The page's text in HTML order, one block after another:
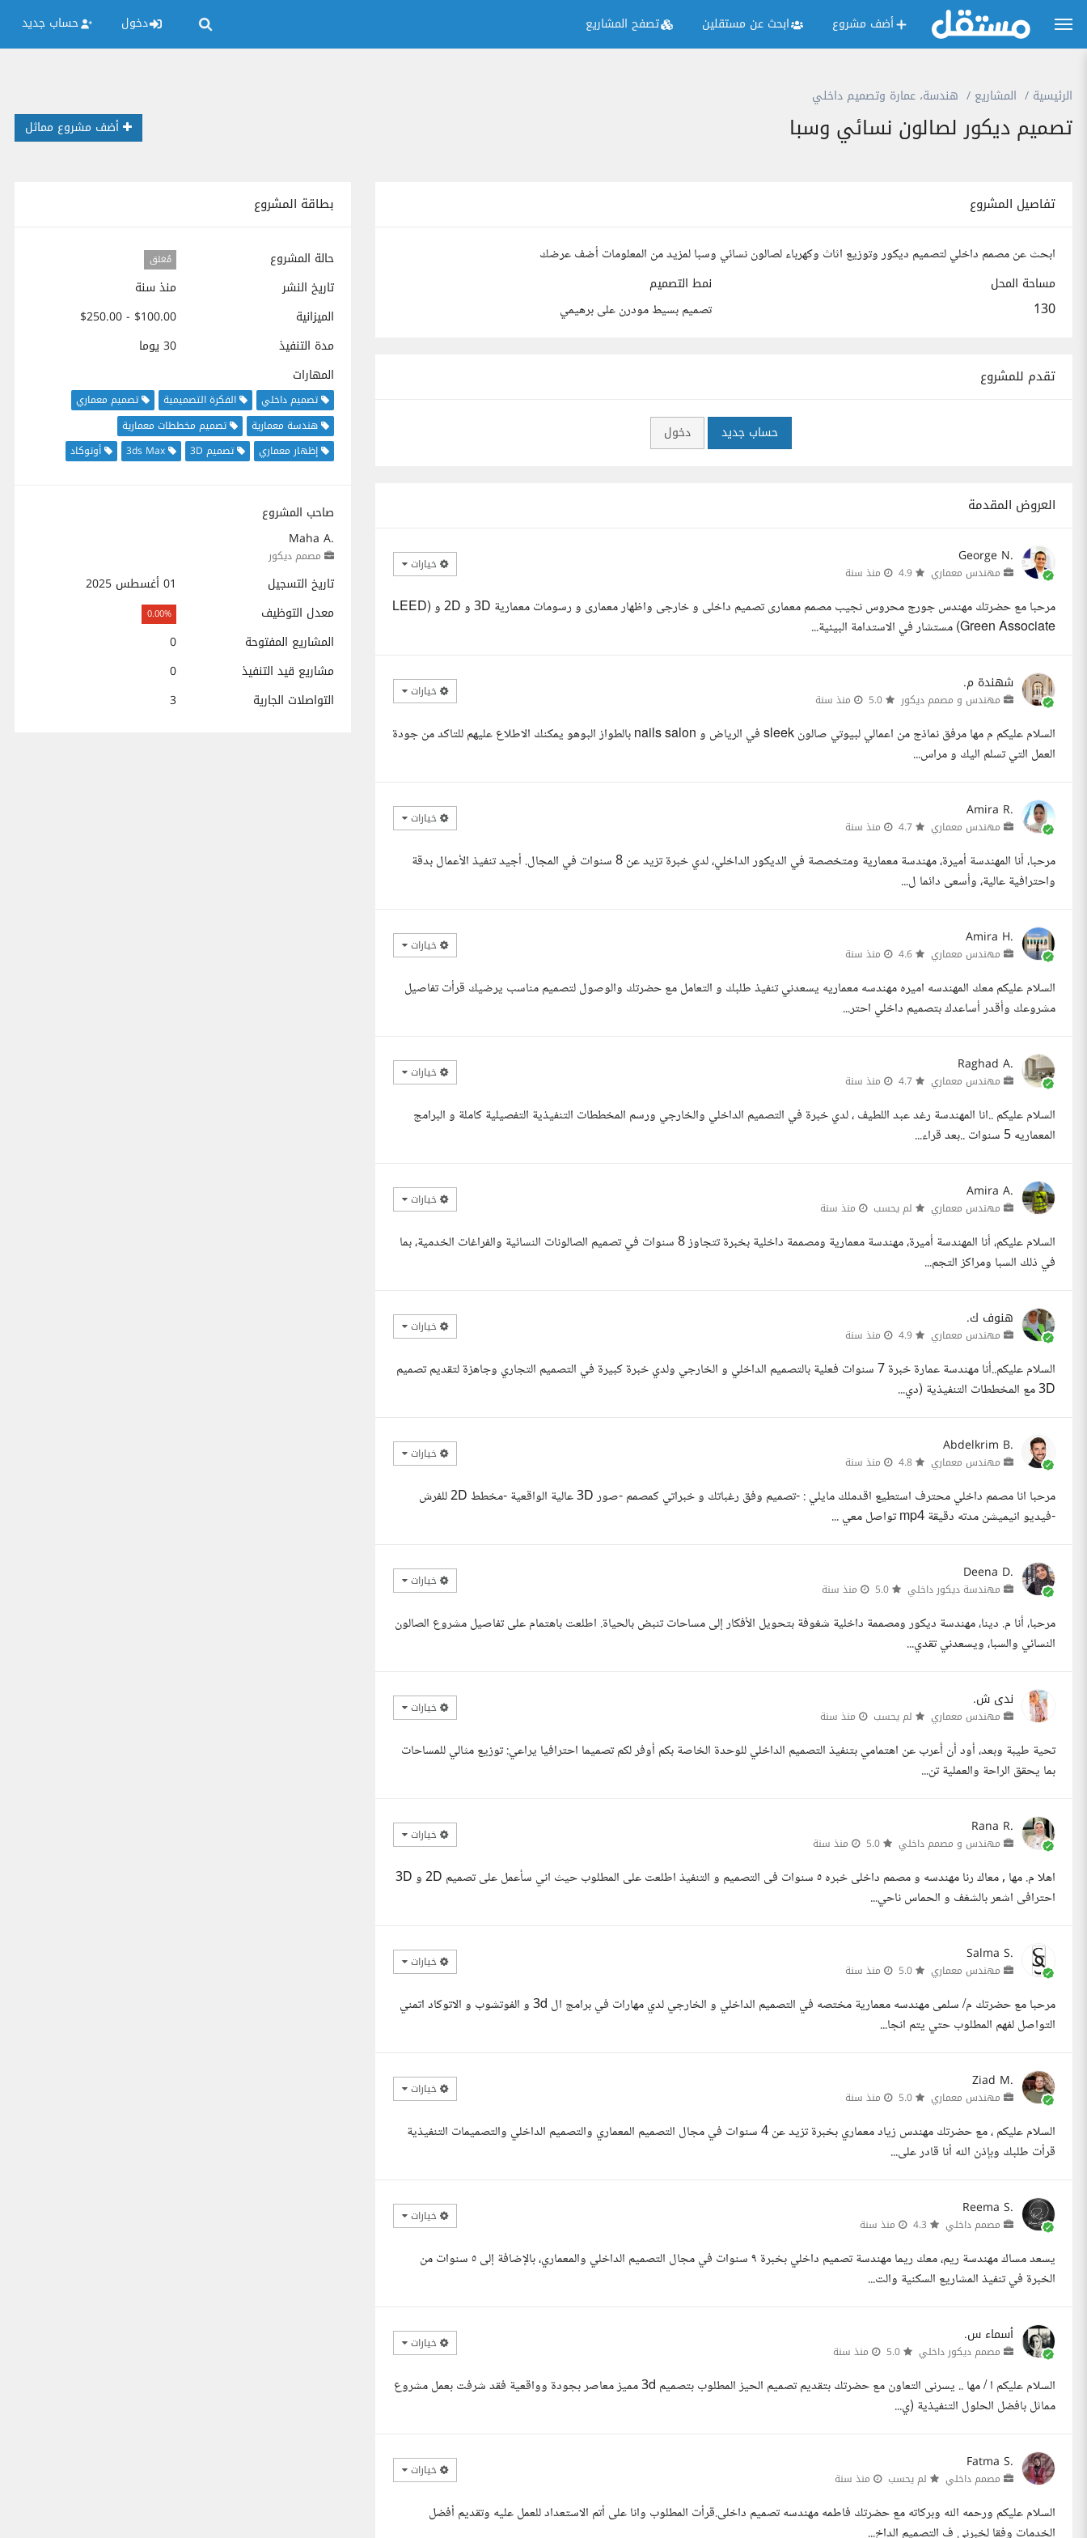
أضف مشروع ابحث عن مستقلين تصفح المشاريع دخول حساب جديد
الرئيسية المشاريع هندسة، عمارة وتصميم داخلي
تصميم ديكور لصالون نسائي وسبا أضف مشروع مماثل
بطاقة المشروع
حالة المشروع مُغلق
تاريخ النشر
منذ سنة
الميزانية
$100.00 - $250.00
مدة التنفيذ
30 يوما
المهارات
تصميم داخلي الفكرة التصميمية
تصميم معماري
هندسة معمارية
تصميم مخططات معمارية
إظهار معماري
تصميم 3D 3ds Max أوتوكاد
صاحب المشروع
Maha A.
مصمم ديكور
تاريخ التسجيل
01 أغسطس 2025
معدل التوظيف
0.00%
المشاريع المفتوحة
0
مشاريع قيد التنفيذ
0
التواصلات الجارية
3
تفاصيل المشروع
ابحث عن مصمم داخلي لتصميم ديكور وتوزيع اثاث وكهرباء لصالون نسائي وسبا لمزيد من المعلومات أضف عرضك
مساحة المحل
130
نمط التصميم
تصميم بسيط مودرن على برهيمي
تقدم للمشروع
حساب جديد دخول
العروض المقدمة
George N.
مهندس معماري منذ سنة خيارات
مرحبا مع حضرتك مهندس جورج محروس نجيب مصمم معمارى تصميم داخلى و خارجى واظهار معمارى و رسومات معمارية 3D و 2D و (LEED
Green Associate) مستشار في الاستدامة البيئية...
شهندة م.
مهندس و مصمم ديكور منذ سنة خيارات
السلام عليكم م مها مرفق نماذج من اعمالي لبيوتي صالون sleek في الرياض و nails salon بالطواز البوهو يمكنك الاطلاع عليهم للتاكد من جودة
العمل التي تسلم اليك و مراس...
Amira R.
مهندس معماري منذ سنة خيارات
مرحبا، أنا المهندسة أميرة، مهندسة معمارية ومتخصصة في الديكور الداخلي، لدي خبرة تزيد عن 8 سنوات في المجال. أجيد تنفيذ الأعمال بدقة
واحترافية عالية، وأسعى دائما ل...
Amira H.
مهندس معماري منذ سنة خيارات
السلام عليكم معك المهندسه اميره مهندسه معماريه يسعدني تنفيذ طلبك و التعامل مع حضرتك والوصول لتصميم مناسب يرضيك قرأت تفاصيل
مشروعك وأقدر أساعدك بتصميم داخلي احتر...
Raghad A.
مهندس معماري منذ سنة خيارات
السلام عليكم ..انا المهندسة رغد عبد اللطيف ، لدي خبرة في التصميم الداخلي والخارجي ورسم المخططات التنفيذية التفصيلية كاملة و البرامج
المعماريه 5 سنوات ..بعد قراء...
Amira A.
مهندس معماري لم يحسب منذ سنة خيارات
السلام عليكم، أنا المهندسة أميرة، مهندسة معمارية ومصممة داخلية بخبرة تتجاوز 8 سنوات في تصميم الصالونات النسائية والفراغات الخدمية، بما
في ذلك السبا ومراكز التجم...
هنوف ك.
مهندس معماري منذ سنة خيارات
السلام عليكم..أنا مهندسة عمارة خبرة 7 سنوات فعلية بالتصميم الداخلي و الخارجي ولدي خبرة كبيرة في التصميم التجاري وجاهزة لتقديم تصميم
3D مع المخططات التنفيذية (دي...
Abdelkrim B.
مهندس معماري منذ سنة خيارات
مرحبا انا مصمم داخلي محترف استطيع اقدملك مايلي : -تصميم وفق رغباتك و خبراتي كمصمم -صور 3D عالية الواقعية -مخطط 2D للفرش
-فيديو انيميشن مدته دقيقة mp4 تواصل معي ...
Deena D.
مهندسة ديكور داخلي منذ سنة خيارات
مرحبا، أنا م. دينا، مهندسة ديكور ومصممة داخلية شغوفة بتحويل الأفكار إلى مساحات تنبض بالحياة. اطلعت باهتمام على تفاصيل مشروع الصالون
النسائي والسبا، ويسعدني تقدي...
ندى ش.
مهندس معماري لم يحسب منذ سنة خيارات
تحية طيبة وبعد، أود أن أعرب عن اهتمامي بتنفيذ التصميم الداخلي للوحدة الخاصة بكم أوفر لكم تصميما احترافيا يراعي: توزيع مثالي للمساحات
بما يحقق الراحة والعملية تن...
Rana R.
مهندس و مصمم داخلي منذ سنة خيارات
اهلا م. مها , معاك رنا مهندسه و مصمم داخلى خبره ٥ سنوات فى التصميم و التنفيذ اطلعت على المطلوب حيث اني سأعمل على تصميم 2D و 3D
احترافى اشعر بالشغف و الحماس ناحي...
Salma S.
مهندس معماري منذ سنة خيارات
مرحبا مع حضرتك م/ سلمى مهندسه معمارية مختصه في التصميم الداخلي و الخارجي لدي مهارات في برامج ال 3d و الفوتشوب و الاتوكاد اتمني
التواصل لفهم المطلوب حتي يتم انجا...
Ziad M.
مهندس معماري منذ سنة خيارات
السلام عليكم ، مع حضرتك مهندس زياد معماري بخبرة تزيد عن 4 سنوات في مجال التصميم المعماري والتصميم الداخلي والتصميمات التنفيذية
قرأت طلبك وبإذن الله أنا قادر على...
Reema S.
مصمم داخلي منذ سنة خيارات
يسعد مساك مهندسة ريم، معك ريما مهندسة تصميم داخلي بخبرة ٩ سنوات في مجال التصميم الداخلي والمعماري، بالإضافة إلى ٥ سنوات من
الخبرة في تنفيذ المشاريع السكنية والت...
أسماء س.
مصمم ديكور داخلي منذ سنة خيارات
السلام عليكم ا / مها .. يسرنى التعاون مع حضرتك بتقديم تصميم الحيز المطلوب بتصميم 3d مميز معاصر بجودة وواقعية فقد شرفت بعمل مشروع
مماثل بافضل الحلول التنفيذية (ي...
Fatma S.
مصمم داخلي لم يحسب منذ سنة خيارات
السلام عليكم ورحمه الله وبركاته مع حضرتك فاطمه مهندسه تصميم داخلى.قرأت المطلوب وانا على أتم الاستعداد للعمل عليه وتقديم أفضل
الخدمات وفقا لخبرنى ف التصميم الداخ...